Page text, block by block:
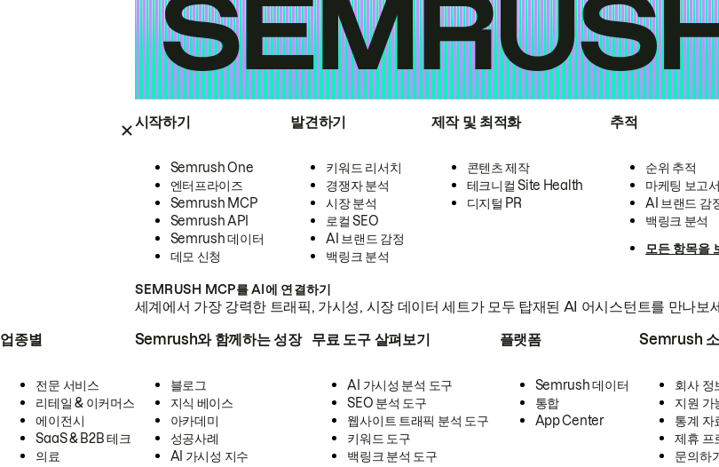
시작하기
Semrush One
엔터프라이즈
Semrush MCP
Semrush API
Semrush 데이터
데모 신청
발견하기
키워드 리서치
경쟁자 분석
시장 분석
로컬 SEO
AI 브랜드 감정
백링크 분석
제작 및 최적화
콘텐츠 제작
테크니컬 Site Health
디지털 PR
추적
순위 추적
마케팅 보고
AI 브랜드 감
백링크 분석
모든 항목을
SEMRUSH MCP를 AI에 연결하기
세계에서 가장 강력한 트래픽, 가시성, 시장 데이터 세트가 모두 탑재된 AI 어시스턴트를 만나보
업종별
전문 서비스
리테일 & 이커머스
에이전시
SaaS & B2B 테크
의료
Semrush와 함께하는 성장
블로그
지식 베이스
아카데미
성공사례
AI 가시성 지수
무료 도구 살펴보기
AI 가시성 분석 도구
SEO 분석 도구
웹사이트 트래픽 분석 도구
키워드 도구
백링크 분석 도구
플랫폼
Semrush 데이터
통합
App Center
Semrush
회사 정
지원 가
통계 자
제휴 프
문의하